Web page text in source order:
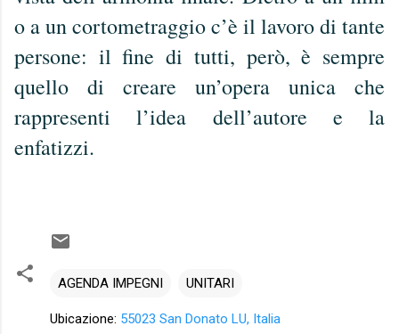
o a un cortometraggio c’è il lavoro di tante
persone: il fine di tutti, però, è sempre
quello di creare un’opera unica che
rappresenti l’idea dell’autore e la
enfatizzi.
AGENDA IMPEGNI UNITARI
Ubicazione: 55023 San Donato LU, Italia